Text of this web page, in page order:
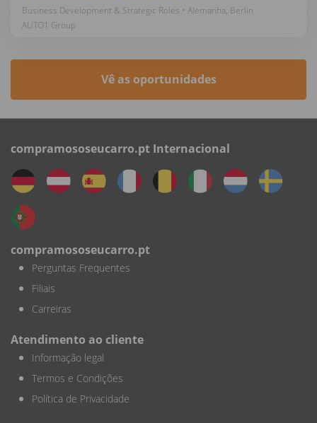
Business Development & Strategic Roles • Alemanha, Berlin
AUTO1 Group
Vê as oportunidades
compramososeucarro.pt Internacional
compramososeucarro.pt
Perguntas Frequentes
Filiais
Carreiras
Atendimento ao cliente
Informação legal
Termos e Condições
Política de Privacidade